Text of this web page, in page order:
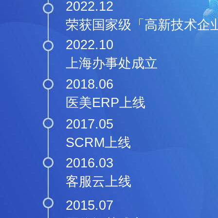
企雀集团发展历程
2023.02
北京，广州，成都办事处
2022.12
荣获国家级「高新技术企
2022.10
上海办事处成立
2018.06